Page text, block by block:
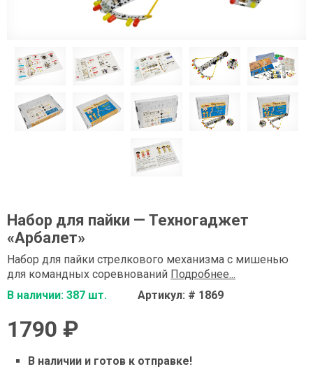
Набор для пайки — Техногаджет
«Арбалет»
Набор для пайки стрелкового механизма с мишенью
для командных соревнований Подробнее...
В наличии: 387 шт.
Артикул: # 1869
1790 ₽
В наличии и готов к отправке!